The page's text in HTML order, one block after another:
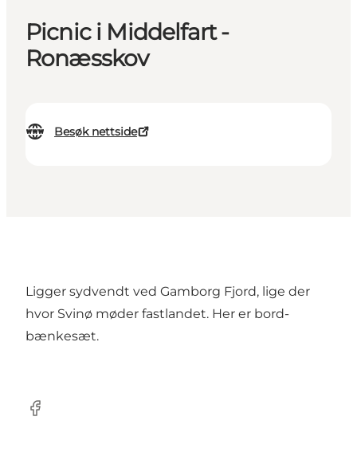
Picnic i Middelfart -
Ronæsskov
Besøk nettside
Ligger sydvendt ved Gamborg Fjord, lige der
hvor Svinø møder fastlandet. Her er bord-
bænkesæt.
Facebook